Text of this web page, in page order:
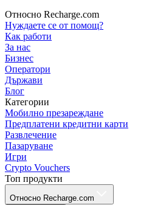
Относно Recharge.com
Нуждаете се от помощ?
Как работи
За нас
Бизнес
Оператори
Държави
Блог
Категории
Мобилно презареждане
Предплатени кредитни карти
Развлечение
Пазаруване
Игри
Crypto Vouchers
Топ продукти
Относно Recharge.com